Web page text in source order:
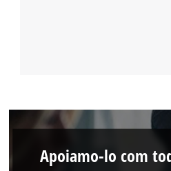
Apoiamo-lo com